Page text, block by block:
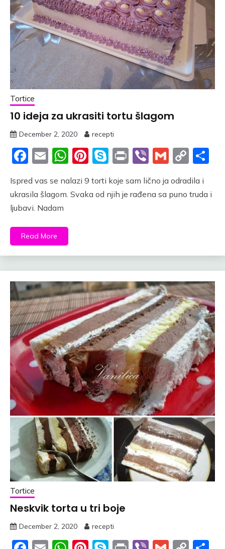
Tortice
10 ideja za ukrasiti tortu šlagom
December 2, 2020 recepti
Facebook
EmailWhatsApp
Pinterest
Skype
PrintViberGmail
Ispred vas se nalazi 9 torti koje sam lično ja odradila i
ukrasila šlagom. Svaka od njih je rađena sa puno truda i
ljubavi. Nadam
Read More
Tortice
Neskvik torta u tri boje
December 2, 2020 recepti